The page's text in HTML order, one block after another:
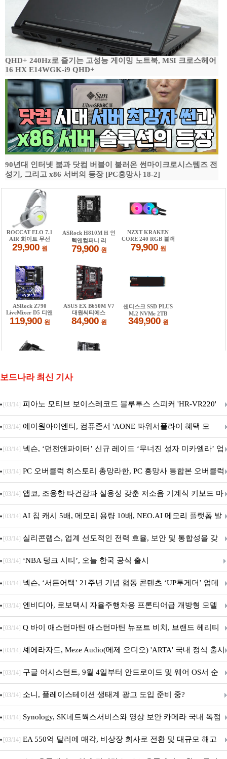
QHD+ 240Hz로 즐기는 고성능 게이밍 노트북, MSI 크로스헤어
16 HX E14WGK-i9 QHD+
90년대 인터넷 붐과 닷컴 버블이 불러온 썬마이크로시스템즈 전
성기, 그리고 x86 서버의 등장 [PC흥망사 18-2]
보드나라 최신 기사
[03/14] 피아노 모티브 보이스레코드 블루투스 스피커 'HR-VR220'
출시
[03/14] 에이원아이엔티, 컴퓨존서 'AONE 파워서플라이 혜택 모
음.ZIP' 이벤트 진행
[03/14] 넥슨, ‘던전앤파이터’ 신규 레이드 ‘무너진 성자 미카엘라’ 업
데이트!
[03/14] PC 오버클럭 히스토리 총망라한, PC 흥망사 통합본 오버클럭
특집(1-4편)
[03/14] 앱코, 조용한 타건감과 실용성 갖춘 저소음 기계식 키보드 마
우스 세트 'KM580' 출시
[03/14] AI 칩 캐시 5배, 메모리 용량 10배, NEO.AI 메모리 플랫폼 발
표
[03/14] 실리콘랩스, 업계 선도적인 전력 효율, 보안 및 통합성을 갖
춘 초저전력 블루투스 LE SoC ‘BG2B’ 공개
[03/14] ‘NBA 덩크 시티’, 오늘 한국 공식 출시
[03/14] 넥슨, ‘서든어택’ 21주년 기념 협동 콘텐츠 ‘UP투게더’ 업데
이트
[03/14] 엔비디아, 로보택시 자율주행차용 프론티어급 개방형 모델
‘알파마요 2 슈퍼’ 상업적 이용 가능
[03/14] Q 바이 애스턴마틴 애스턴마틴 뉴포트 비치, 브랜드 헤리티
지 담은 ‘헤리티지 에디션 컬렉션’ 공개
[03/14] 셰에라자드, Meze Audio(메제 오디오) 'ARTA' 국내 정식 출시
[03/14] 구글 어시스턴트, 9월 4일부터 안드로이드 및 웨어 OS서 순
차 서비스 종료
[03/14] 소니, 플레이스테이션 생태계 광고 도입 준비 중?
[03/14] Synology, SK네트웍스서비스와 영상 보안 카메라 국내 독점
판매 파트너십 체결
[03/14] EA 550억 달러에 매각, 비상장 회사로 전환 및 대규모 해고